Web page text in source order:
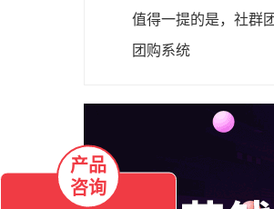
产品
咨询
值得一提的是，社群
团购系统